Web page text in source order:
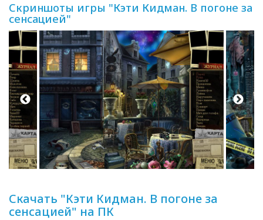
Скриншоты игры "Кэти Кидман. В погоне за
сенсацией"
Скачать "Кэти Кидман. В погоне за
сенсацией" на ПК